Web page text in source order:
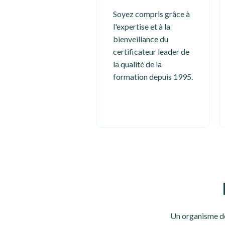
Soyez compris grâce à
l'expertise et à la
bienveillance du
certificateur leader de
la qualité de la
formation depuis 1995.
Un organisme